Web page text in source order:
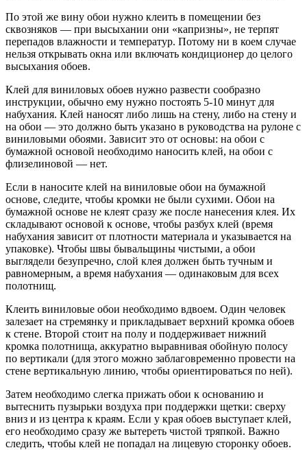
По этой же вину обои нужно клеить в помещении без
сквозняков — при высыхании они «капризны», не терпят
перепадов влажности и температур. Потому ни в коем случае
нельзя открывать окна или включать кондиционер до целого
высыхания обоев.
Клей для виниловых обоев нужно развести сообразно
инструкции, обычно ему нужно постоять 5-10 минут для
набухания. Клей наносят либо лишь на стену, либо на стену и
на обои — это должно быть указано в руководства на рулоне с
виниловыми обоями. Зависит это от основы: на обои с
бумажной основой необходимо наносить клей, на обои с
флизелиновой — нет.
Если в наносите клей на виниловые обои на бумажной
основе, следите, чтобы кромки не были сухими. Обои на
бумажной основе не клеят сразу же после нанесения клея. Их
складывают основой к основе, чтобы разбух клей (время
набухания зависит от плотности материала и указывается на
упаковке). Чтобы швы бывальщины чистыми, а обои
выглядели безупречно, слой клея должен быть тучным и
равномерным, а время набухания — одинаковым для всех
полотнищ.
Клеить виниловые обои необходимо вдвоем. Один человек
залезает на стремянку и прикладывает верхний кромка обоев
к стене. Второй стоит на полу и поддерживает нижний
кромка полотнища, аккуратно выравнивая обойную полосу
по вертикали (для этого можно заблаговременно провести на
стене вертикальную линию, чтобы ориентироваться по ней).
Затем необходимо слегка прижать обои к основанию и
вытеснить пузырьки воздуха при поддержки щетки: сверху
вниз и из центра к краям. Если у края обоев выступает клей,
его необходимо сразу же вытереть чистой тряпкой. Важно
следить, чтобы клей не попадал на лицевую сторонку обоев.